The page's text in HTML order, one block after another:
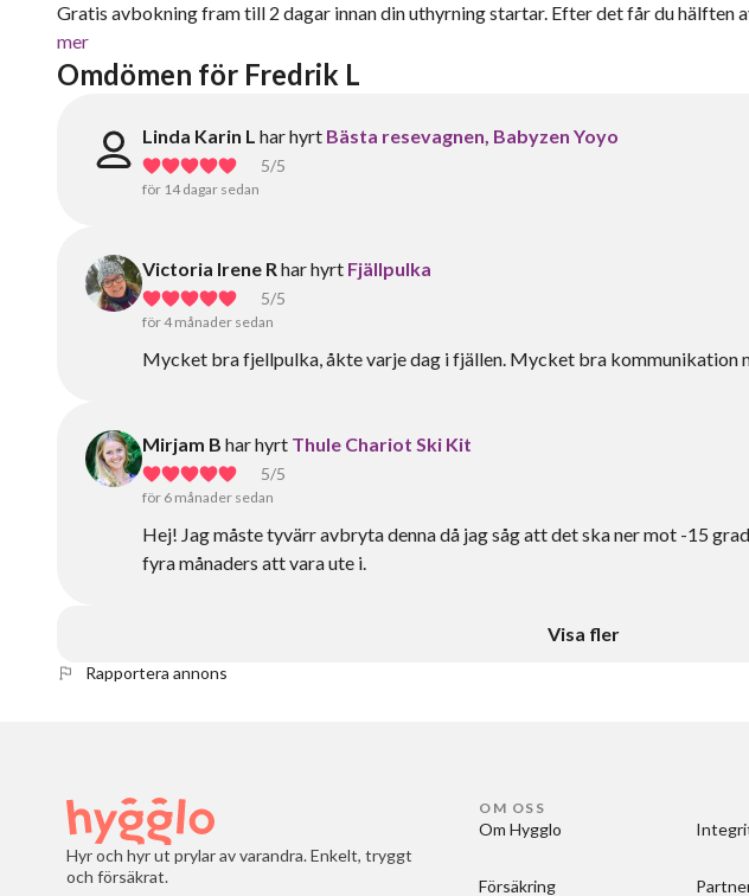
Gratis avbokning fram till 2 dagar innan din uthyrning startar. Efter det får du hälften
mer
Omdömen för Fredrik L
Linda Karin L har hyrt Bästa resevagnen, Babyzen Yoyo
5/5
för 14 dagar sedan
Victoria Irene Rhar hyrt Fjällpulka
5/5
för 4 månader sedan
Mycket bra fjellpulka, åkte varje dag i fjällen. Mycket bra kommunikation
Mirjam B har hyrt Thule Chariot Ski Kit
5/5
för 6 månader sedan
Hej! Jag måste tyvärr avbryta denna då jag såg att det ska ner mot -15
fyra månaders att vara ute i.
Visa fler
Rapportera annons
Hyr och hyr ut prylar av varandra. Enkelt, tryggt
och försäkrat.
OM OSS
Om Hygglo
Försäkring